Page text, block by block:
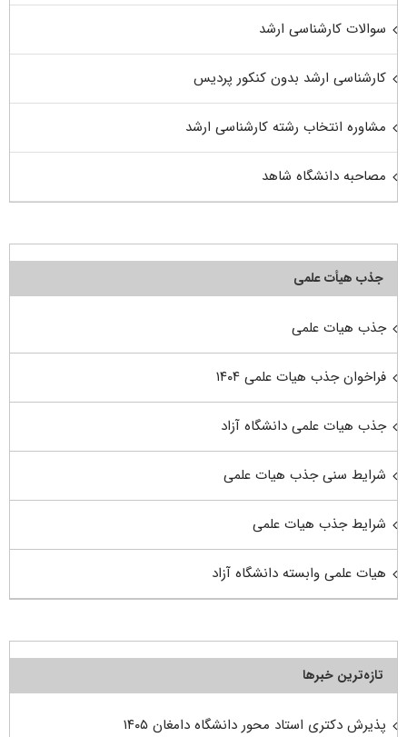
سوالات کارشناسی ارشد
کارشناسی ارشد بدون کنکور پردیس
مشاوره انتخاب رشته کارشناسی ارشد
مصاحبه دانشگاه شاهد
جذب هیأت علمی
جذب هیات علمی
فراخوان جذب هیات علمی ۱۴۰۴
جذب هیات علمی دانشگاه آزاد
شرایط سنی جذب هیات علمی
شرایط جذب هیات علمی
هیات علمی وابسته دانشگاه آزاد
تازه‌ترین خبرها
پذیرش دکتری استاد محور دانشگاه دامغان ۱۴۰۵